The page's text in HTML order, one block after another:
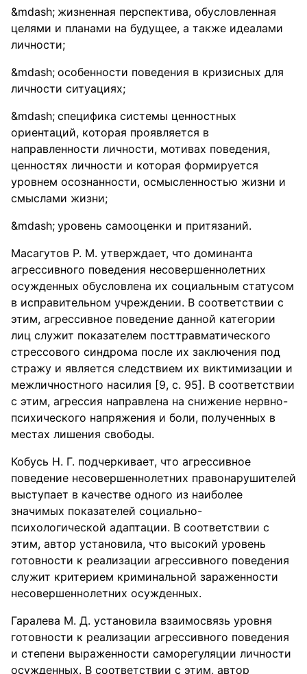
жизненная перспектива, обусловленная
целями и планами на будущее, а также идеалами
личности;
особенности поведения в кризисных для
личности ситуациях;
специфика системы ценностных
ориентаций, которая проявляется в
направленности личности, мотивах поведения,
ценностях личности и которая формируется
уровнем осознанности, осмысленностью жизни и
смыслами жизни;
уровень самооценки и притязаний.
Масагутов Р. М. утверждает, что доминанта
агрессивного поведения несовершеннолетних
осужденных обусловлена их социальным статусом
в исправительном учреждении. В соответствии с
этим, агрессивное поведение данной категории
лиц служит показателем посттравматического
стрессового синдрома после их заключения под
стражу и является следствием их виктимизации и
межличностного насилия [9, с. 95]. В соответствии
с этим, агрессия направлена на снижение нервно-
психического напряжения и боли, полученных в
местах лишения свободы.
Кобусь Н. Г. подчеркивает, что агрессивное
поведение несовершеннолетних правонарушителей
выступает в качестве одного из наиболее
значимых показателей социально-
психологической адаптации. В соответствии с
этим, автор установила, что высокий уровень
готовности к реализации агрессивного поведения
служит критерием криминальной зараженности
несовершеннолетних осужденных.
Гаралева М. Д. установила взаимосвязь уровня
готовности к реализации агрессивного поведения
и степени выраженности саморегуляции личности
осужденных. В соответствии с этим, автор